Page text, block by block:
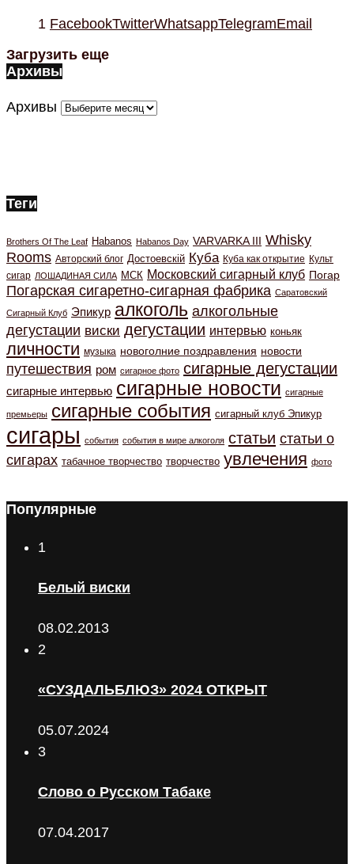
1 FacebookTwitterWhatsappTelegramEmail
Загрузить еще
Архивы
Архивы
Теги
Brothers Of The Leaf Habanos Habanos Day VARVARKA III Whisky
Rooms Авторский блог Достоевскiй Куба Куба как открытие Культ
сигар ЛОШАДИНАЯ СИЛА МСК Московский сигарный клуб Погар
Погарская сигаретно-сигарная фабрика Саратовский
Сигарный Клуб Эпикур алкоголь алкогольные
дегустации виски дегустации интервью коньяк
личности музыка новоголние поздравления новости
путешествия ром сигарное фото сигарные дегустации
сигарные интервью сигарные новости сигарные
премьеры сигарные события сигарный клуб Эпикур
сигары события события в мире алкоголя статьи статьи о
сигарах табачное творчество творчество увлечения фото
Популярные
1
Белый виски
08.02.2013
2
«СУЗДАЛЬБЛЮЗ» 2024 ОТКРЫТ
05.07.2024
3
Слово о Русском Табаке
07.04.2017